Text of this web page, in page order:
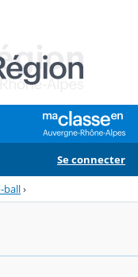
Se connecter
ball›